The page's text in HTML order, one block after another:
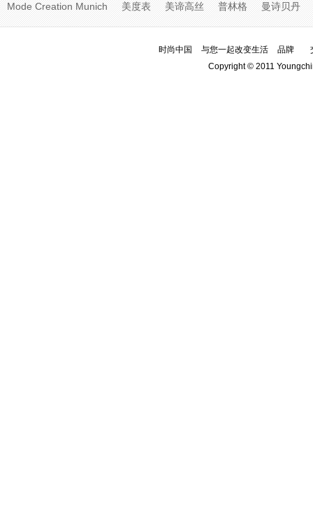
Mode Creation Munich 美度表 美谛高丝 普林格 曼诗贝丹
时尚中国 与您一起改变生活 品牌
Copyright © 2011